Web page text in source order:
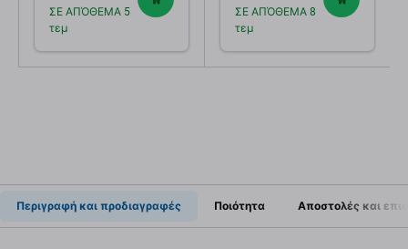
(2018), Honor 7A, 8, 9
Lite, HB366481ECW,
ΣΕ ΑΠΌΘΕΜΑ 5
τεμ
(2018), Honor 7A, 8, 9
Lite, HB366481ECW,
ΣΕ ΑΠΌΘΕΜΑ 8
τεμ
Περιγραφή και προδιαγραφές Ποιότητα Αποστολές και